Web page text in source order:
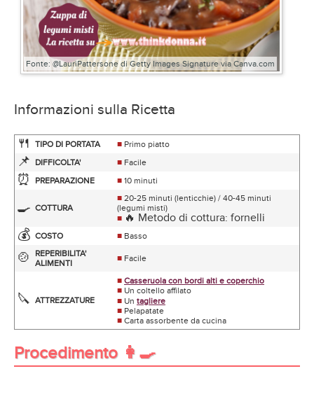
Fonte: @LauriPattersone di Getty Images Signature via Canva.com
Informazioni sulla Ricetta
🍴 TIPO DI PORTATA ■ Primo piatto
📌 DIFFICOLTA' ■ Facile
⏰ PREPARAZIONE ■ 10 minuti
🍳 COTTURA
■ 20-25 minuti (lenticchie) / 40-45 minuti
(legumi misti)
■ 🔥 Metodo di cottura: fornelli
💰 COSTO ■ Basso
🍲
REPERIBILITA'
ALIMENTI
■ Facile
🔪 ATTREZZATURE
■ Casseruola con bordi alti e coperchio
■ Un coltello affilato
■ Un tagliere
■ Pelapatate
■ Carta assorbente da cucina
Procedimento 👩‍🍳